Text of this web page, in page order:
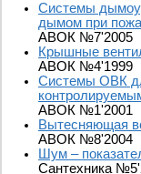
Системы
дымом при
АВОК №7'2005
Крышные
АВОК №4'1999
Системы ОВК
АВОК №1'2001
Вытесняющая
АВОК №8'2004
Шум –
Сантехника